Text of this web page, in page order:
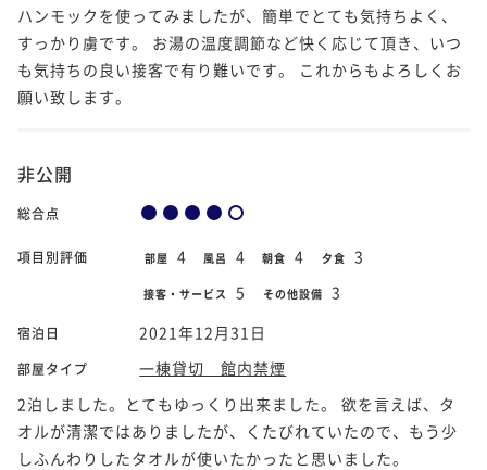
ハンモックを使ってみましたが、簡単でとても気持ちよく、
すっかり虜です。 お湯の温度調節など快く応じて頂き、いつ
も気持ちの良い接客で有り難いです。 これからもよろしくお
願い致します。
非公開
総合点
項目別評価 部屋 4 風呂 4 朝食 4 夕食 3
接客・サービス 5 その他設備 3
宿泊日 2021年12月31日
部屋タイプ
一棟貸切 館内禁煙
2泊しました。とてもゆっくり出来ました。 欲を言えば、タ
オルが清潔ではありましたが、くたびれていたので、もう少
しふんわりしたタオルが使いたかったと思いました。